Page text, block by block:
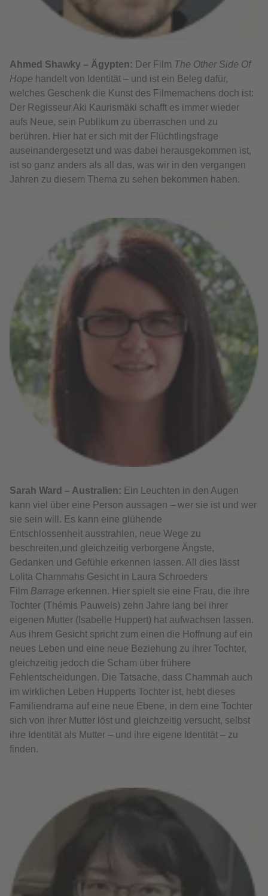
Ahmed Shawky – Ägypten: Der Film The Other Side Of
Hope handelt von Identität – und ist ein Beleg dafür,
welches Geschenk die Kunst des Filmemachens doch ist:
Der Regisseur Aki Kaurismäki schafft es immer wieder
aufs Neue, sein Publikum zu überraschen und zu
berühren. Hier hat er sich mit der Flüchtlingsfrage
auseinandergesetzt und was dabei herausgekommen ist,
ist so ganz anders als all das, was wir in den vergangen
Jahren zu diesem Thema zu sehen bekommen haben.
Sarah Ward – Australien: Ein Leuchten in den Augen
kann viel über eine Person aussagen – wer sie ist und wer
sie sein will. Es kann eine glühende
Entschlossenheit ausstrahlen, neue Wege zu
beschreiten,und gleichzeitig verborgene Ängste,
Gedanken und Gefühle erkennen lassen. All dies lässt
Lolita Chammahs Gesicht in Laura Schroeders
Film Barrage erkennen. Hier spielt sie eine Frau, die ihre
Tochter (Thémis Pauwels) zehn Jahre lang bei ihrer
eigenen Mutter (Isabelle Huppert) hat aufwachsen lassen.
Aus ihrem Gesicht spricht zum einen die Hoffnung auf ein
neues Leben und eine neue Beziehung zu ihrer Tochter,
gleichzeitig jedoch die Scham über frühere
Fehlentscheidungen. Die Tatsache, dass Chammah auch
im wirklichen Leben Hupperts Tochter ist, hebt dieses
Familiendrama auf eine neue Ebene, in dem eine Tochter
sich von ihrer Mutter löst und gleichzeitig versucht, selbst
ihre Identität als Mutter – und ihre eigene Identität – zu
finden.